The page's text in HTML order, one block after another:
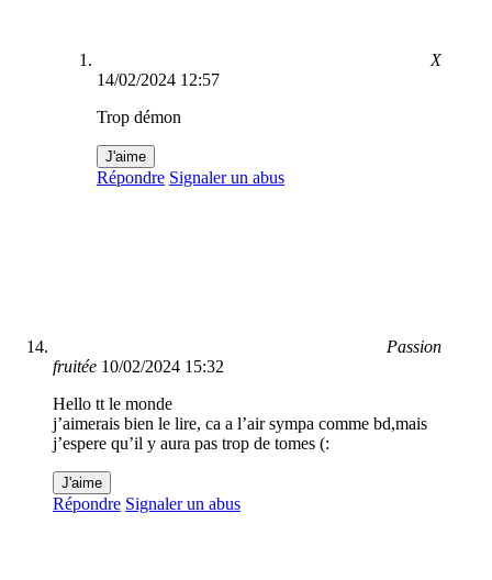
X
14/02/2024 12:57
Trop démon
J'aime
Répondre Signaler un abus
Passion
fruitée 10/02/2024 15:32
Hello tt le monde
j’aimerais bien le lire, ca a l’air sympa comme bd,mais
j’espere qu’il y aura pas trop de tomes (:
J'aime
Répondre Signaler un abus